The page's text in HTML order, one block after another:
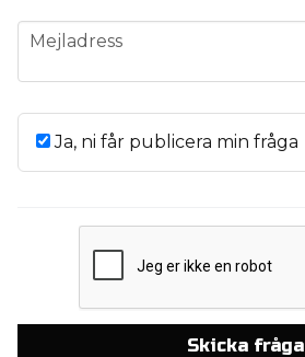
email
Mejladress
Ja, ni får publicera min fråga
Skicka fråga